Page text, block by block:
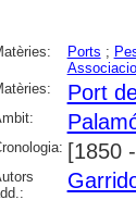
Ports ;
Port
[1850